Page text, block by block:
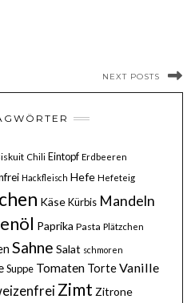
NEXT POSTS
Chili Eintopf Erdbeeren
Hackfleisch Hefe Hefeteig
KäseKürbis Mandeln
Paprika Pasta Plätzchen
Sahne Salat schmoren
Suppe Tomaten TorteVanille
Zimt Zitrone